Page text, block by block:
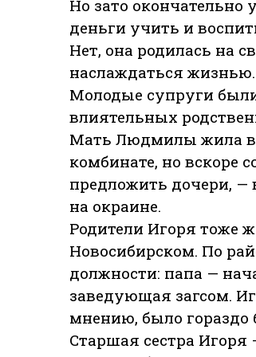
Но зато окончательно
деньги учить и
Нет, она родилась на
наслаждаться
Молодые супруги
влиятельных
Мать Людмилы жила в
комбинате, но вскоре
предложить дочери, —
на окраине.
Родители Игоря тоже
Новосибирском. По
должности: папа —
заведующая загсом.
мнению, было гораздо
Старшая сестра